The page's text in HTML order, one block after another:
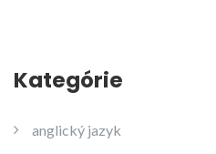
Kategórie
anglický jazyk